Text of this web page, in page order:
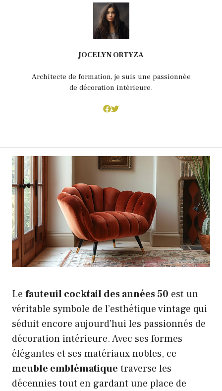
JOCELYN ORTYZA
Architecte de formation, je suis une passionnée
de décoration intérieure.
Le fauteuil cocktail des années 50 est un
véritable symbole de l’esthétique vintage qui
séduit encore aujourd’hui les passionnés de
décoration intérieure. Avec ses formes
élégantes et ses matériaux nobles, ce
meuble emblématique traverse les
décennies tout en gardant une place de